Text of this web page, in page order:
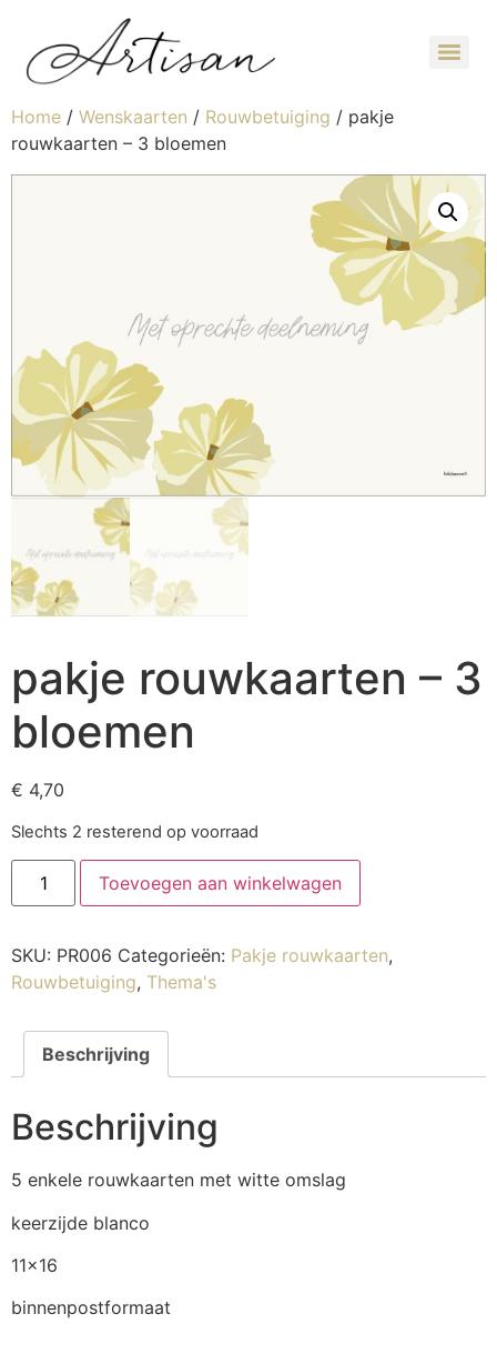
Home / Wenskaarten / Rouwbetuiging / pakje
rouwkaarten – 3 bloemen
pakje rouwkaarten – 3
bloemen
€ 4,70
Slechts 2 resterend op voorraad
Toevoegen aan winkelwagen
SKU: PR006 Categorieën: Pakje rouwkaarten,
Rouwbetuiging, Thema's
Beschrijving
Beschrijving
5 enkele rouwkaarten met witte omslag
keerzijde blanco
11×16
binnenpostformaat